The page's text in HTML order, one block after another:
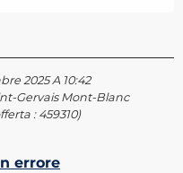
2025 A 10:42
Gervais Mont-Blanc
: 459310)
errore